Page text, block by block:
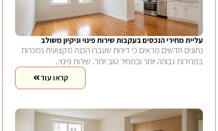
עליית מחירי הנכסים בעקבות שירות פינוי וניקיון משולב
נתונים חדשים מראים כי דירות שעברו הכנה מקצועית נמכרות
במהירות גבוהה יותר ובמחיר טוב יותר. שירות פינוי..
קראו עוד